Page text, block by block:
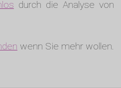
durch die Analyse von
wenn Sie mehr wollen.